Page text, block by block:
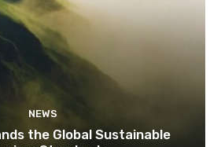
NEWS
the Global Sustainable